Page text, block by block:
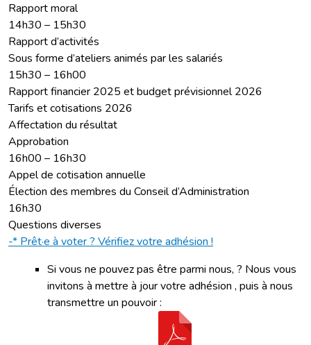
Rapport moral
14h30 – 15h30
Rapport d’activités
Sous forme d’ateliers animés par les salariés
15h30 – 16h00
Rapport financier 2025 et budget prévisionnel 2026
Tarifs et cotisations 2026
Affectation du résultat
Approbation
16h00 – 16h30
Appel de cotisation annuelle
Élection des membres du Conseil d’Administration
16h30
Questions diverses
-* Prêt·e à voter ? Vérifiez votre adhésion !
Si vous ne pouvez pas être parmi nous, ? Nous vous
invitons à mettre à jour votre adhésion , puis à nous
transmettre un pouvoir :